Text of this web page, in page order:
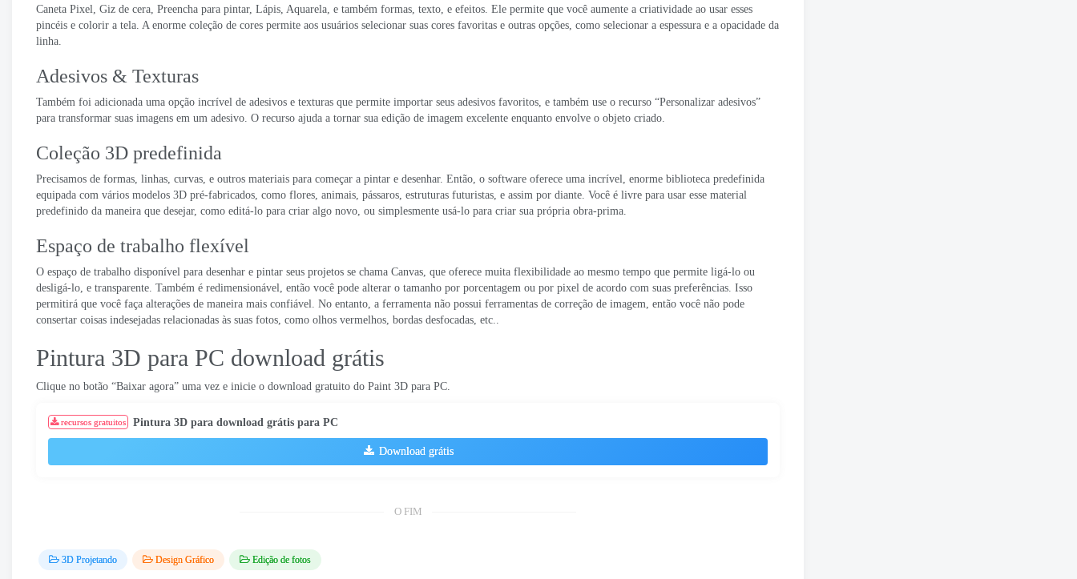
Caneta Pixel, Giz de cera, Preencha para pintar, Lápis, Aquarela, e também formas, texto, e efeitos. Ele permite que você aumente a criatividade ao usar esses
pincéis e colorir a tela. A enorme coleção de cores permite aos usuários selecionar suas cores favoritas e outras opções, como selecionar a espessura e a opacidade da
linha.
Adesivos & Texturas
Também foi adicionada uma opção incrível de adesivos e texturas que permite importar seus adesivos favoritos, e também use o recurso “Personalizar adesivos”
para transformar suas imagens em um adesivo. O recurso ajuda a tornar sua edição de imagem excelente enquanto envolve o objeto criado.
Coleção 3D predefinida
Precisamos de formas, linhas, curvas, e outros materiais para começar a pintar e desenhar. Então, o software oferece uma incrível, enorme biblioteca predefinida
equipada com vários modelos 3D pré-fabricados, como flores, animais, pássaros, estruturas futuristas, e assim por diante. Você é livre para usar esse material
predefinido da maneira que desejar, como editá-lo para criar algo novo, ou simplesmente usá-lo para criar sua própria obra-prima.
Espaço de trabalho flexível
O espaço de trabalho disponível para desenhar e pintar seus projetos se chama Canvas, que oferece muita flexibilidade ao mesmo tempo que permite ligá-lo ou
desligá-lo, e transparente. Também é redimensionável, então você pode alterar o tamanho por porcentagem ou por pixel de acordo com suas preferências. Isso
permitirá que você faça alterações de maneira mais confiável. No entanto, a ferramenta não possui ferramentas de correção de imagem, então você não pode
consertar coisas indesejadas relacionadas às suas fotos, como olhos vermelhos, bordas desfocadas, etc..
Pintura 3D para PC download grátis
Clique no botão “Baixar agora” uma vez e inicie o download gratuito do Paint 3D para PC.
recursos gratuitos Pintura 3D para download grátis para PC
Download grátis
O FIM
3D Projetando Design Gráfico Edição de fotos